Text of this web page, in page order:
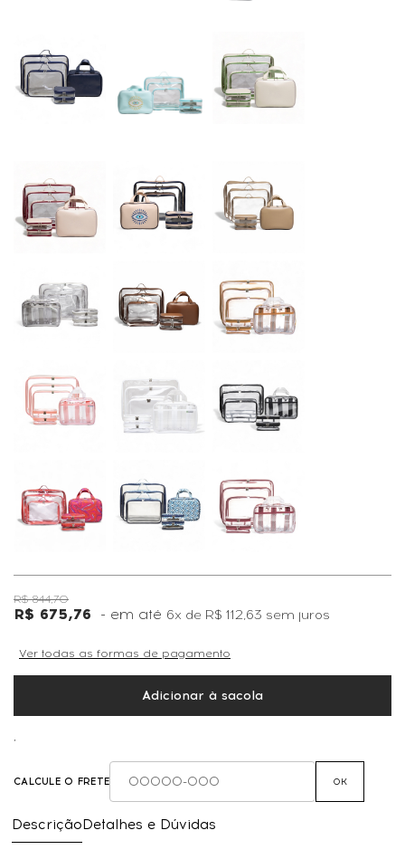
DescriçãoDetalhes e Dúvidas
R$ 844,70
R$ 675,76 6x de R$ 112,63 sem juros
Ver todas as formas de pagamento
Adicionar à sacola
,
CALCULE O FRETE OK